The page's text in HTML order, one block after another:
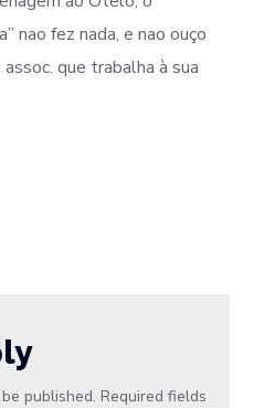
nao fez nada, e nao ouço
que trabalha à sua
published. Required fields